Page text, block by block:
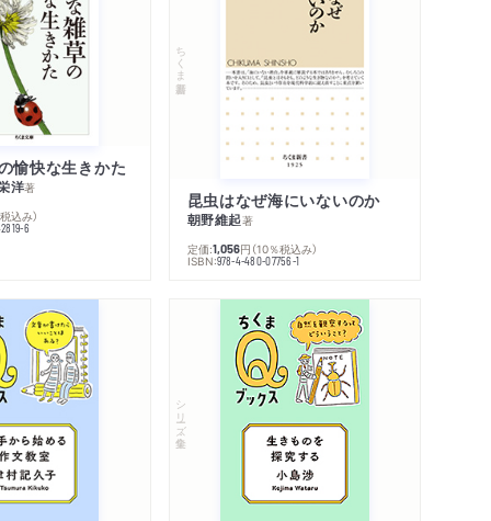
愉快な生きかた
洋著
込み）
6
ちくま新書
昆虫はなぜ海にいないのか
朝野維起著
定価:1,056円 （10％税込み）
ISBN:978-4-480-07756-1
シリーズ・全集